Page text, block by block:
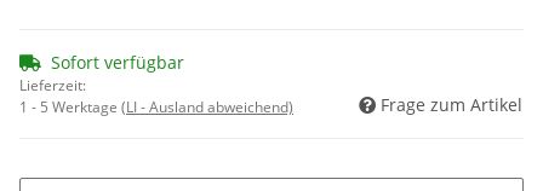
Sofort verfügbar
Lieferzeit:
1 - 5 Werktage (LI - Ausland abweichend) Frage zum Artikel